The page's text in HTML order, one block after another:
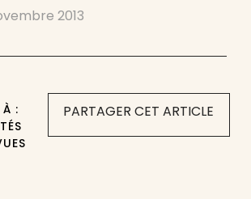
2013
PARTAGER CET ARTICLE
À :